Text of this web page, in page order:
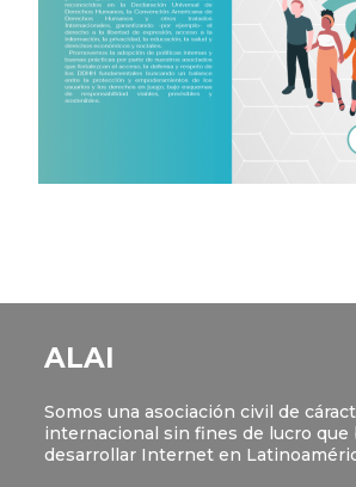
ALAI
Somos una asociación civil de
internacional sin fines de lucro que
desarrollar Internet en